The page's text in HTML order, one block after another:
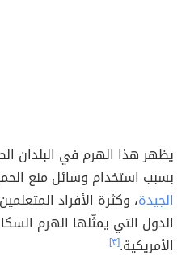
يظهر هذا الهرم في البلدان
بسبب استخدام وسائل منع
الجيدة، وكثرة الأفراد
الدول التي يمثّلها الهرم
الأمريكية.[٣]